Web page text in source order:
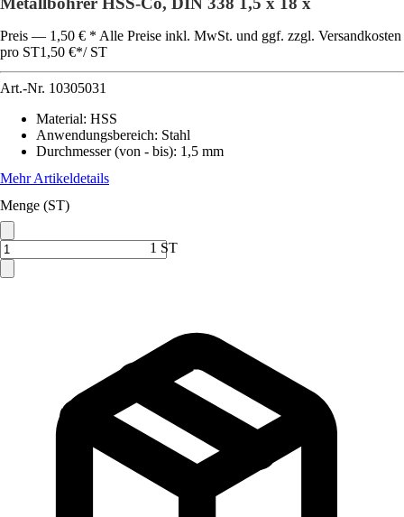
Preis — 1,50 € * Alle Preise inkl. MwSt. und ggf. zzgl. Versandkosten
pro ST1,50 €*/ ST
Art.-Nr. 10305031
Material: HSS
Anwendungsbereich: Stahl
Durchmesser (von - bis): 1,5 mm
Mehr Artikeldetails
Menge (ST)
1 ST